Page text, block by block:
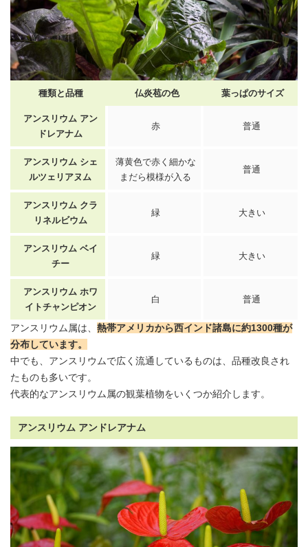
種類と品種 仏炎苞の色 葉っぱのサイズ
アンスリウムアン
ドレアナム
赤 普通
アンスリウムシェ
ルツェリアヌム
薄黄色で赤く細かな
まだら模様が入る
普通
アンスリウム クラ
リネルビウム
緑 大きい
アンスリウムベイ
チー
緑 大きい
アンスリウムホワ
イトチャンピオン
白 普通
アンスリウム 属は、 熱帯アメリカから西インド諸島に約1300種が
分布しています。
中でも、 アンスリウムで広く流通しているものは、品種改良され
たものも多いです。
代表的なアンスリウム 属の観葉植物をいくつか紹介します。
アンスリウム アンドレアナム